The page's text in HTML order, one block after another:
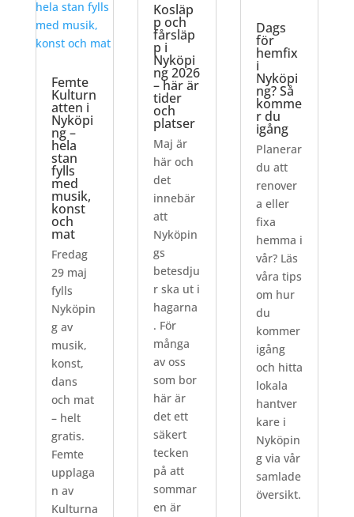
Femte
Kulturn
atten i
Nyköpi
ng –
hela
stan
fylls
med
musik,
konst
och
mat
Fredag
29 maj
fylls
Nyköpin
g av
musik,
konst,
dans
och mat
– helt
gratis.
Femte
upplaga
n av
Kulturna
Kosläp
p och
fårsläp
p i
Nyköpi
ng 2026
– här är
tider
och
platser
Maj är
här och
det
innebär
att
Nyköpin
gs
betesdju
r ska ut i
hagarna
. För
många
av oss
som bor
här är
det ett
säkert
tecken
på att
sommar
en är
Dags
för
hemfix
i
Nyköpi
ng? Så
komme
r du
igång
Planerar
du att
renover
a eller
fixa
hemma i
vår? Läs
våra tips
om hur
du
kommer
igång
och hitta
lokala
hantver
kare i
Nyköpin
g via vår
samlade
översikt.